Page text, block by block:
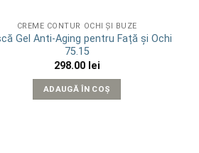
CREME CONTUR OCHI ȘI BUZE
Gel Anti-Aging pentru Față și Ochi
75.15
298.00 lei
ADAUGĂ ÎN COȘ